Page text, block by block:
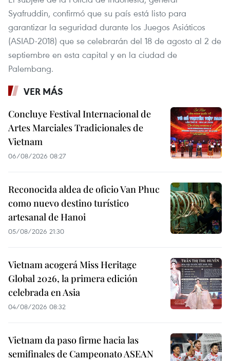
Syafruddin, confirmó que su país está listo para
garantizar la seguridad durante los Juegos Asiáticos
(ASIAD-2018) que se celebrarán del 18 de agosto al 2 de
septiembre en esta capital y en la ciudad de
Palembang.
VER MÁS
Concluye Festival Internacional de
Artes Marciales Tradicionales de
Vietnam
06/08/2026 08:27
Reconocida aldea de oficio Van Phuc
como nuevo destino turístico
artesanal de Hanoi
05/08/2026 21:30
Vietnam acogerá Miss Heritage
Global 2026, la primera edición
celebrada en Asia
04/08/2026 08:32
Vietnam da paso firme hacia las
semifinales de Campeonato ASEAN